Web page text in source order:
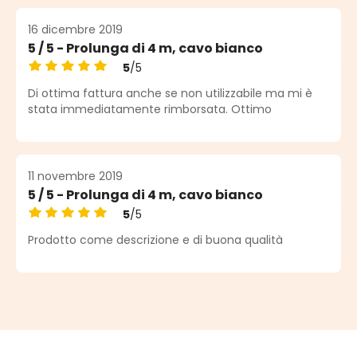
16 dicembre 2019
5 / 5 - Prolunga di 4 m, cavo bianco
Valutazione media di 5 su 5 stelle
5/5
Di ottima fattura anche se non utilizzabile ma mi è
stata immediatamente rimborsata. Ottimo
11 novembre 2019
5 / 5 - Prolunga di 4 m, cavo bianco
Valutazione media di 5 su 5 stelle
5/5
Prodotto come descrizione e di buona qualità